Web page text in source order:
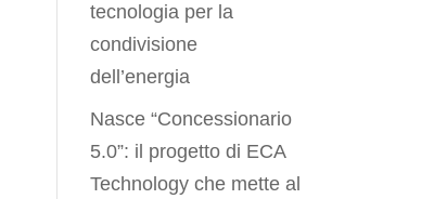
tecnologia per la
condivisione
dell’energia
Nasce “Concessionario
5.0”: il progetto di ECA
Technology che mette al